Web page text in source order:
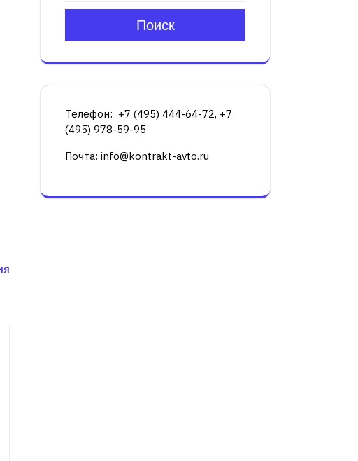
Поиск
Телефон: +7 (495) 444-64-72, +7
(495) 978-59-95
Почта: info@kontrakt-avto.ru